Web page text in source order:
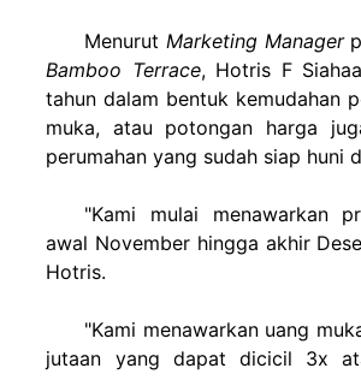
Menurut Marketing Manager
Bamboo Terrace, Hotris F
tahun dalam bentuk kemudahan
muka, atau potongan harga
perumahan yang sudah siap huni
"Kami mulai menawarkan
awal November hingga akhir
Hotris.
"Kami menawarkan uang
jutaan yang dapat dicicil 3x